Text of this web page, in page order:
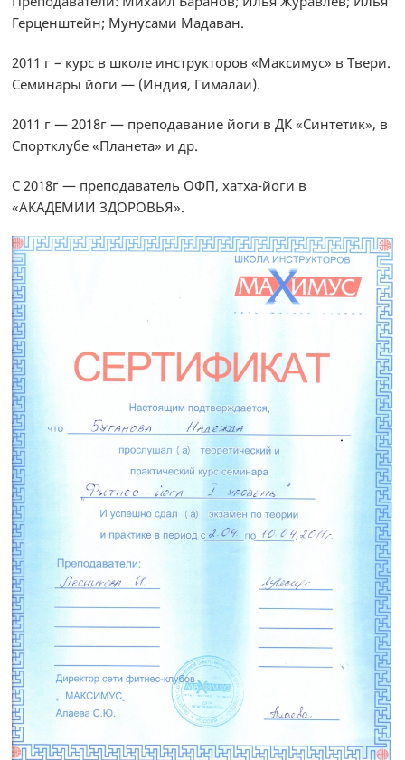
Герценштейн; Мунусами Мадаван.
2011 г – курс в школе инструкторов «Максимус» в Твери.
Семинары йоги — (Индия, Гималаи).
2011 г — 2018г — преподавание йоги в ДК «Синтетик», в
Спортклубе «Планета» и др.
С 2018г — преподаватель ОФП, хатха-йоги в
«АКАДЕМИИ ЗДОРОВЬЯ».